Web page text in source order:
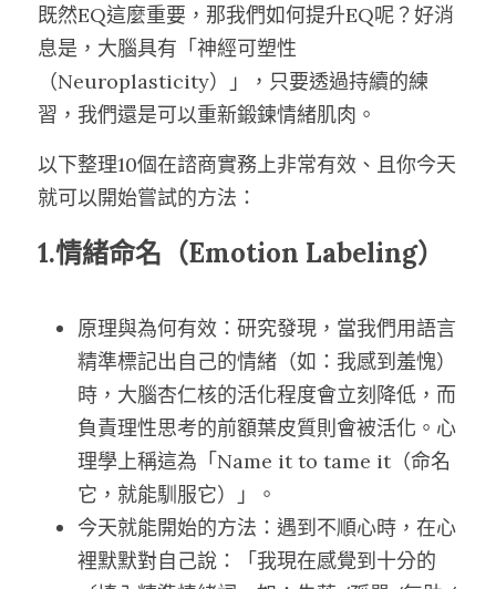
既然EQ這麼重要，那我們如何提升EQ呢？好消
息是，大腦具有「神經可塑性
（Neuroplasticity）」，只要透過持續的練
習，我們還是可以重新鍛鍊情緒肌肉。
以下整理10個在諮商實務上非常有效、且你今天
就可以開始嘗試的方法：
1.情緒命名（Emotion Labeling）
原理與為何有效：研究發現，當我們用語言
精準標記出自己的情緒（如：我感到羞愧）
時，大腦杏仁核的活化程度會立刻降低，而
負責理性思考的前額葉皮質則會被活化。心
理學上稱這為「Name it to tame it（命名
它，就能馴服它）」。
今天就能開始的方法：遇到不順心時，在心
裡默默對自己說：「我現在感覺到十分的